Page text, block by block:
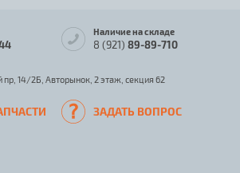
Наличие на складе
8 (921) 89-89-710
пр, 14/2Б, Авторынок, 2 этаж, секция 62
ЗАДАТЬ ВОПРОС